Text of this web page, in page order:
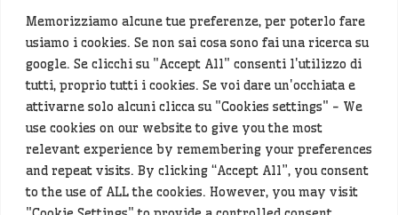
Memorizziamo alcune tue preferenze, per poterlo fare
usiamo i cookies. Se non sai cosa sono fai una ricerca su
google. Se clicchi su "Accept All" consenti l'utilizzo di
tutti, proprio tutti i cookies. Se voi dare un'occhiata e
attivarne solo alcuni clicca su "Cookies settings" - We
use cookies on our website to give you the most
relevant experience by remembering your preferences
and repeat visits. By clicking “Accept All”, you consent
to the use of ALL the cookies. However, you may visit
Siamo attenti a non violare copyright e diritti
d’immagine. Se un contenuto è di tua proprietà e vuoi
richiederne la rimozionediccelo(<- clicca per inviarci un
messaggio).
Alcuni articoli sono generati in bozza rielaborando, con
l'intelligenza artificiale generativa, contenuti
provenienti da fonti istituzionali e altri siti di interesse
locale. Prima della pubblicazioni l'articolo viene